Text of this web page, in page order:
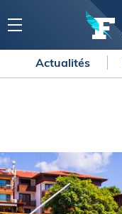
Actualités